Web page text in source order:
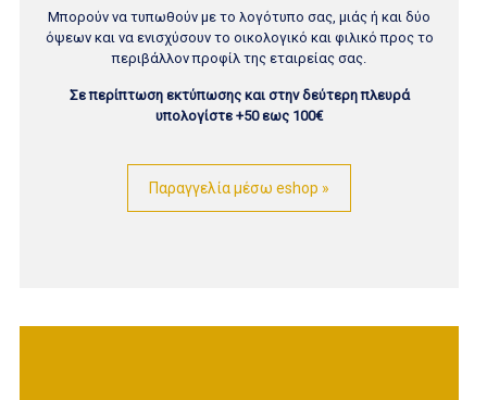
Μπορούν να τυπωθούν με το λογότυπο σας, μιάς ή και δύο
όψεων και να ενισχύσουν το οικολογικό και φιλικό προς το
περιβάλλον προφίλ της εταιρείας σας.
Σε περίπτωση εκτύπωσης και στην δεύτερη πλευρά
υπολογίστε +50 εως 100€
Παραγγελία μέσω eshop »